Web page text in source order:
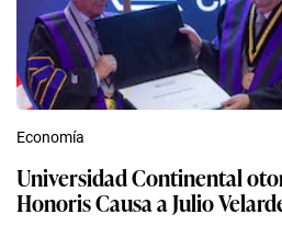
Economía
Universidad Continental
Honoris Causa a Julio